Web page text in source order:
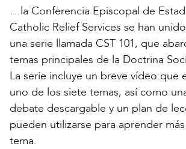
…la Conferencia Episcopal de
Catholic Relief Services se han
una serie llamada CST 101, que
temas principales de la Doctrina
La serie incluye un breve vídeo que
uno de los siete temas, así como
debate descargable y un plan de
pueden utilizarse para aprender
tema.